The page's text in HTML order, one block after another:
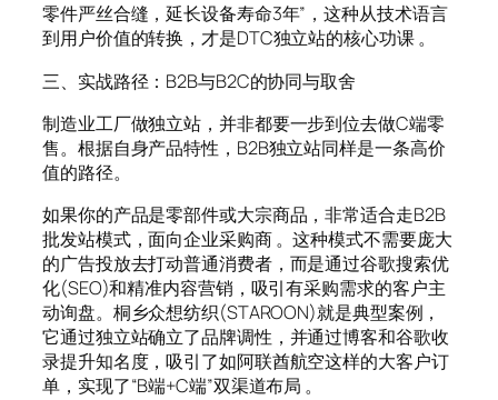
零件严丝合缝，延长设备寿命3年”，这种从技术语言
到用户价值的转换，才是DTC独立站的核心功课 。
三、实战路径：B2B与B2C的协同与取舍
制造业工厂做独立站，并非都要一步到位去做C端零
售。根据自身产品特性，B2B独立站同样是一条高价
值的路径。
如果你的产品是零部件或大宗商品，非常适合走B2B
批发站模式，面向企业采购商 。这种模式不需要庞大
的广告投放去打动普通消费者，而是通过谷歌搜索优
化(SEO)和精准内容营销，吸引有采购需求的客户主
动询盘。桐乡众想纺织(STAROON)就是典型案例，
它通过独立站确立了品牌调性，并通过博客和谷歌收
录提升知名度，吸引了如阿联酋航空这样的大客户订
单，实现了“B端+C端”双渠道布局 。